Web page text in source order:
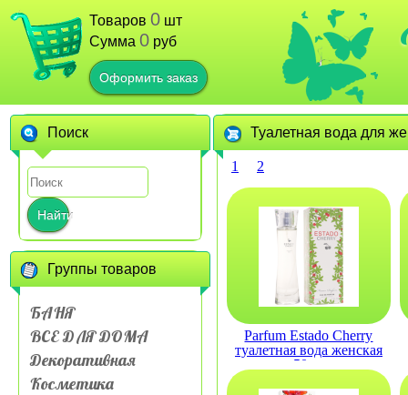
Товаров 0 шт
Сумма 0 руб
Оформить заказ
Поиск
Найти
Группы товаров
БАНЯ
ВСЕ ДЛЯ ДОМА
Декоративная
Косметика
Туалетная вода для
1 2
Parfum Estado Cherry
туалетная вода женская
50мл